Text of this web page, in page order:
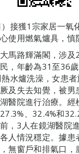
接獲1宗家居一氧
使用燃氣爐具，慎
馬路輝滿閣，涉及
，年齡為31至36
水爐洗澡，女患
及失去知覺，被男
醫院進行治療。
、32.4%和
，3人在鏡湖醫院
人情況穩定。據患
無窗戶和排氣口，